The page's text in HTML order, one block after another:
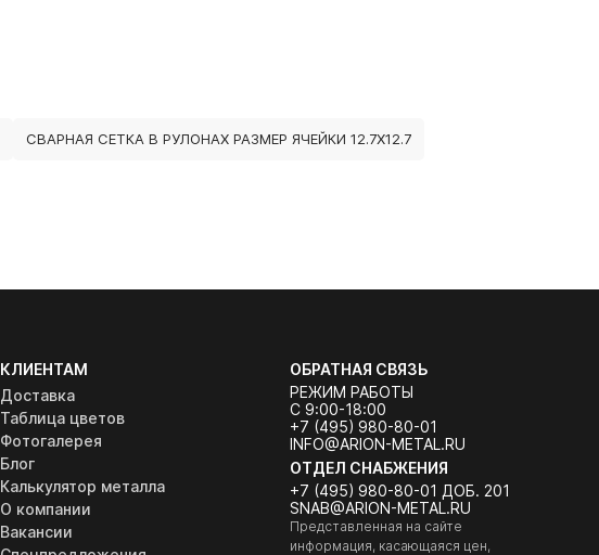
СВАРНАЯ СЕТКА В РУЛОНАХ РАЗМЕР ЯЧЕЙКИ 12.7Х12.7
КЛИЕНТАМ
Доставка
Таблица цветов
Фотогалерея
Блог
Калькулятор металла
О компании
Вакансии
ОБРАТНАЯ СВЯЗЬ
РЕЖИМ РАБОТЫ
С 9:00-18:00
+7 (495) 980-80-01
INFO@ARION-METAL.RU
ОТДЕЛ СНАБЖЕНИЯ
+7 (495) 980-80-01 ДОБ. 201
SNAB@ARION-METAL.RU
Представленная на сайте
информация, касающаяся цен,